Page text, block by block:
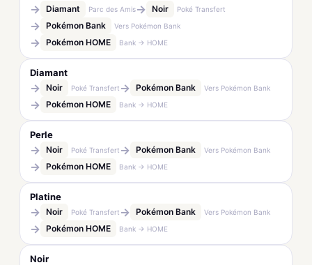
→ Diamant Parc des Amis→ Noir Poké Transfert
→ Pokémon Bank Vers Pokémon Bank
→ Pokémon HOME Bank → HOME
Diamant
→ Noir Poké Transfert → Pokémon Bank Vers Pokémon Bank
→ Pokémon HOME Bank → HOME
Perle
→ Noir Poké Transfert → Pokémon Bank Vers Pokémon Bank
→ Pokémon HOME Bank → HOME
Platine
→ Noir Poké Transfert → Pokémon Bank Vers Pokémon Bank
→ Pokémon HOME Bank → HOME
Noir